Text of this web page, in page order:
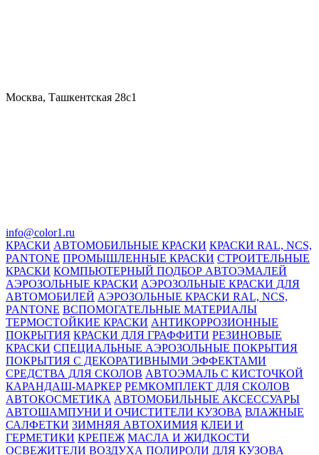
Москва, Ташкентская 28с1
info@color1.ru
КРАСКИ АВТОМОБИЛЬНЫЕ КРАСКИ КРАСКИ RAL, NCS,
PANTONE ПРОМЫШЛЕННЫЕ КРАСКИ СТРОИТЕЛЬНЫЕ
КРАСКИ КОМПЬЮТЕРНЫЙ ПОДБОР АВТОЭМАЛЕЙ
АЭРОЗОЛЬНЫЕ КРАСКИ АЭРОЗОЛЬНЫЕ КРАСКИ ДЛЯ
АВТОМОБИЛЕЙ АЭРОЗОЛЬНЫЕ КРАСКИ RAL, NCS,
PANTONE ВСПОМОГАТЕЛЬНЫЕ МАТЕРИАЛЫ
ТЕРМОСТОЙКИЕ КРАСКИ АНТИКОРРОЗИОННЫЕ
ПОКРЫТИЯ КРАСКИ ДЛЯ ГРАФФИТИ РЕЗИНОВЫЕ
КРАСКИ СПЕЦИАЛЬНЫЕ АЭРОЗОЛЬНЫЕ ПОКРЫТИЯ
ПОКРЫТИЯ С ДЕКОРАТИВНЫМИ ЭФФЕКТАМИ
СРЕДСТВА ДЛЯ СКОЛОВ АВТОЭМАЛЬ С КИСТОЧКОЙ
КАРАНДАШ-МАРКЕР РЕМКОМПЛЕКТ ДЛЯ СКОЛОВ
АВТОКОСМЕТИКА АВТОМОБИЛЬНЫЕ АКСЕССУАРЫ
АВТОШАМПУНИ И ОЧИСТИТЕЛИ КУЗОВА ВЛАЖНЫЕ
САЛФЕТКИ ЗИМНЯЯ АВТОХИМИЯ КЛЕИ И
ГЕРМЕТИКИ КРЕПЕЖ МАСЛА И ЖИДКОСТИ
ОСВЕЖИТЕЛИ ВОЗДУХА ПОЛИРОЛИ ДЛЯ КУЗОВА